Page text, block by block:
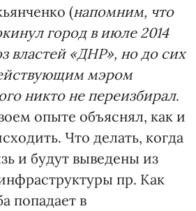
(напомним, что
город в июле 2014
властей «ДНР», но до сих
мэром
никто не переизбирал.
опыте объяснял, как и
Что делать, когда
и будут выведены из
пр. Как
попадает в